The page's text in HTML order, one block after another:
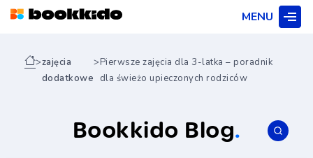
MENU
>zajęcia
dodatkowe
>Pierwsze zajęcia dla 3-latka – poradnik
dla świeżo upieczonych rodziców
Bookkido Blog.